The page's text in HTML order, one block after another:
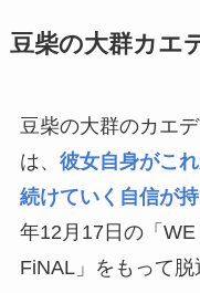
豆柴の大群カエ
豆柴の大群のカエ
は、 彼女自身がこ
続けていく自信が
年12月17日の「
FiNAL」をもって脱